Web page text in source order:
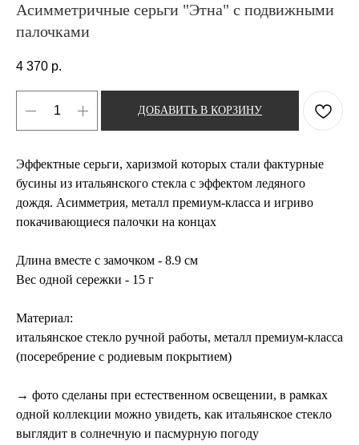
Асимметричные серьги "Этна" с подвижными
палочками
4 370 р.
ДОБАВИТЬ В КОРЗИНУ
Эффектные серьги, харизмой которых стали фактурные
бусины из итальянского стекла с эффектом ледяного
дождя. Асимметрия, металл премиум-класса и игриво
покачивающиеся палочки на концах
Длина вместе с замочком - 8.9 см
Вес одной сережки - 15 г
Материал:
итальянское стекло ручной работы, металл премиум-класса
(посеребрение с родиевым покрытием)
→ фото сделаны при естественном освещении, в рамках
одной коллекции можно увидеть, как итальянское стекло
выглядит в солнечную и пасмурную погоду